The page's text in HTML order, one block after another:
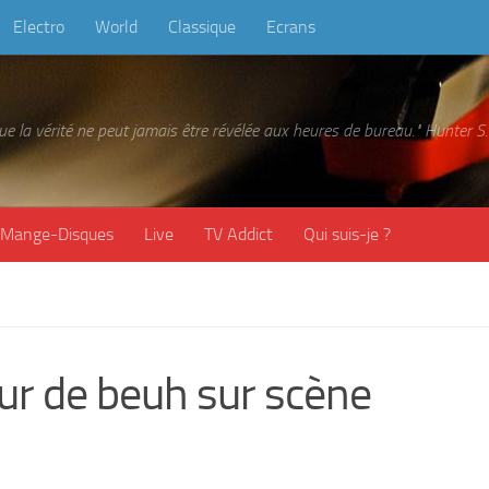
Electro World Classique Ecrans
la vérité ne peut jamais être révélée aux heures de bureau." Hunter
Mange-Disques Live TV Addict Qui suis-je ?
de beuh sur scène